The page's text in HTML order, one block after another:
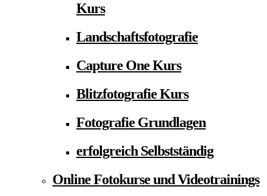
Kurs
Landschaftsfotografie
Capture One Kurs
Blitzfotografie Kurs
Fotografie Grundlagen
erfolgreich Selbstständig
Online Fotokurse und Videotrainings